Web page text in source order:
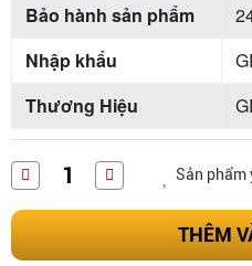
Bảo hành sản phẩm
Nhập khẩu
Thương Hiệu
Sản phẩm
THÊM